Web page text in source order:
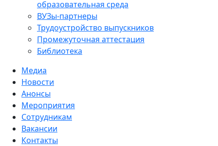
образовательная среда
ВУЗы-партнеры
Трудоустройство выпускников
Промежуточная аттестация
Библиотека
Медиа
Новости
Анонсы
Мероприятия
Сотрудникам
Вакансии
Контакты